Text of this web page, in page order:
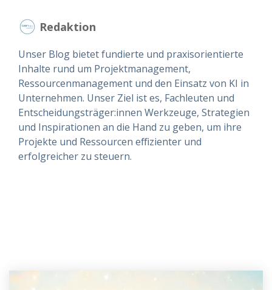
Redaktion
Unser Blog bietet fundierte und praxisorientierte
Inhalte rund um Projektmanagement,
Ressourcenmanagement und den Einsatz von KI in
Unternehmen. Unser Ziel ist es, Fachleuten und
Entscheidungsträger:innen Werkzeuge, Strategien
und Inspirationen an die Hand zu geben, um ihre
Projekte und Ressourcen effizienter und
erfolgreicher zu steuern.